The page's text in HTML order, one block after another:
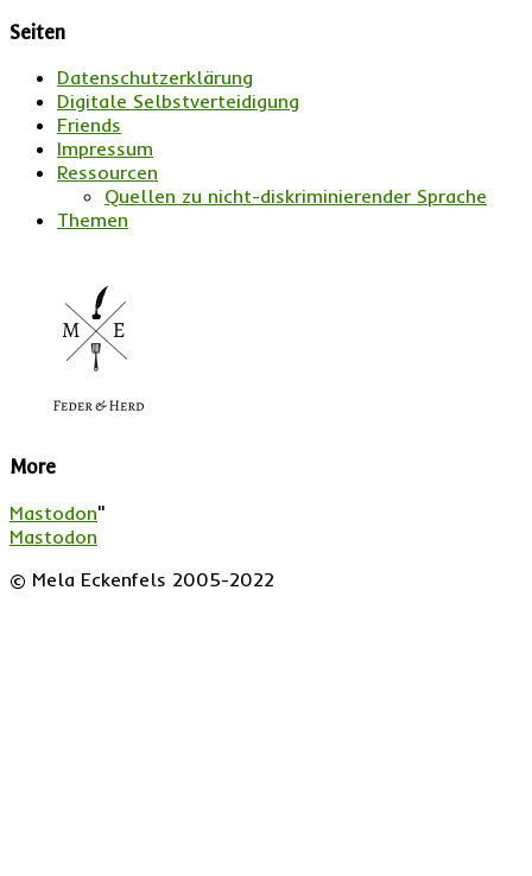
Seiten
Datenschutzerklärung
Digitale Selbstverteidigung
Friends
Impressum
Ressourcen
Quellen zu nicht-diskriminierender Sprache
Themen
More
Mastodon"
Mastodon
© Mela Eckenfels 2005-2022